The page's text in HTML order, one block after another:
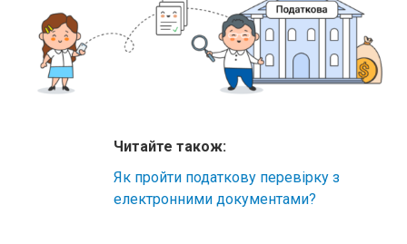
Читайте також:
Як пройти податкову перевірку з
електронними документами?